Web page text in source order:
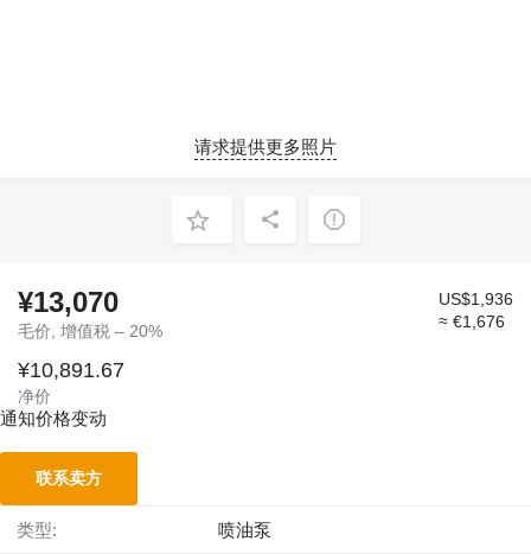
请求提供更多照片
¥13,070
毛价, 增值税 – 20%
US$1,936
≈ €1,676
¥10,891.67
净价
通知价格变动
联系卖方
类型: 喷油泵